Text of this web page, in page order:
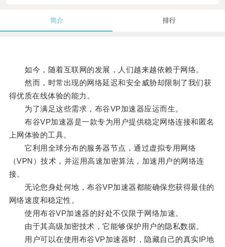
简介 排行
如今，随着互联网的发展，人们越来越依赖于网络。
然而，时常出现的网络延迟和安全威胁却限制了我们获
得优质在线体验的能力。
为了满足这些需求，布谷VP加速器应运而生。
布谷VP加速器是一款专为用户提供稳定网络连接和匿名
上网体验的工具。
它利用全球分布的服务器节点，通过虚拟专用网络
（VPN）技术，并运用高速加密算法，加速用户的网络连
接。
无论您身处何地，布谷VP加速器都能确保您获得最佳的
网络速度和稳定性。
使用布谷VP加速器的好处不仅限于网络加速。
由于其高级加密技术，它能够保护用户的隐私数据。
用户可以在使用布谷VP加速器时，隐藏自己的真实IP地